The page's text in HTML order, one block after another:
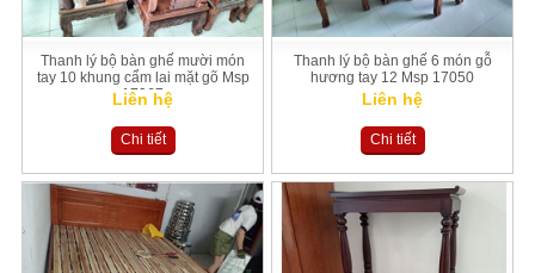
Thanh lý bộ bàn ghế mười món
tay 10 khung cẩm lai mặt gõ Msp
17067
Liên hệ
Chi tiết
Thanh lý bộ bàn ghế 6 món gỗ
hương tay 12 Msp 17050
Liên hệ
Chi tiết